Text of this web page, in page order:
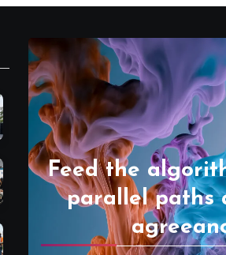
Feed the
parallel paths